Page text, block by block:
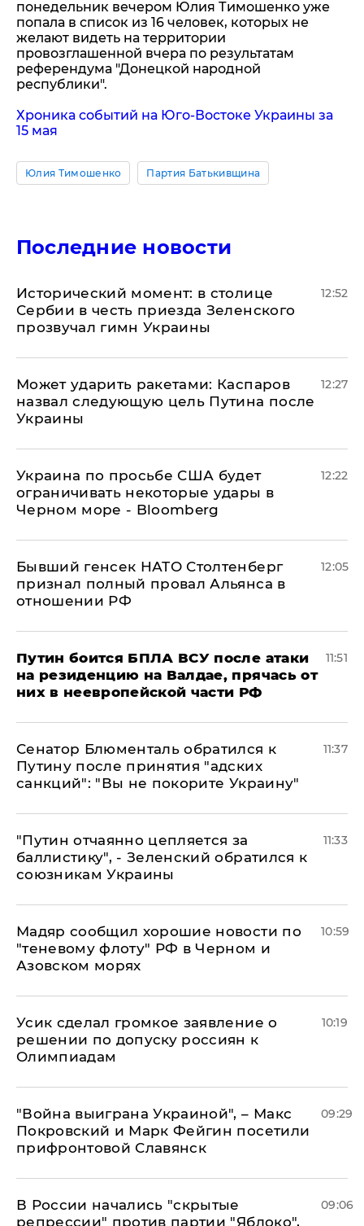
понедельник вечером Юлия Тимошенко уже
попала в список из 16 человек, которых не
желают видеть на территории
провозглашенной вчера по результатам
референдума "Донецкой народной
республики".
Хроника событий на Юго-Востоке Украины за
15 мая
Юлия Тимошенко Партия Батькивщина
Последние новости
Исторический момент: в столице
Сербии в честь приезда Зеленского
прозвучал гимн Украины
12:52
Может ударить ракетами: Каспаров
назвал следующую цель Путина после
Украины
12:27
Украина по просьбе США будет
ограничивать некоторые удары в
Черном море - Bloomberg
12:22
Бывший генсек НАТО Столтенберг
признал полный провал Альянса в
отношении РФ
12:05
Путин боится БПЛА ВСУ после атаки
на резиденцию на Валдае, прячась от
них в неевропейской части РФ
11:51
Сенатор Блюменталь обратился к
Путину после принятия "адских
санкций": "Вы не покорите Украину"
11:37
"Путин отчаянно цепляется за
баллистику", - Зеленский обратился к
союзникам Украины
11:33
Мадяр сообщил хорошие новости по
"теневому флоту" РФ в Черном и
Азовском морях
10:59
Усик сделал громкое заявление о
решении по допуску россиян к
Олимпиадам
10:19
"Война выиграна Украиной", – Макс
Покровский и Марк Фейгин посетили
прифронтовой Славянск
09:29
В России начались "скрытые
репрессии" против партии "Яблоко",
09:06